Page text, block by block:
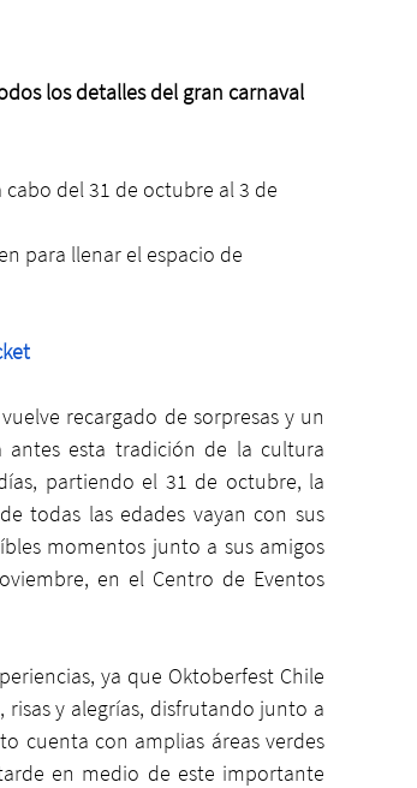
los detalles del gran carnaval
del 31 de octubre al 3 de
para llenar el espacio de
recargado de sorpresas y un
esta tradición de la cultura
partiendo el 31 de octubre, la
todas las edades vayan con sus
momentos junto a sus amigos
en el Centro de Eventos
ya que Oktoberfest Chile
risas y alegrías, disfrutando junto a
cuenta con amplias áreas verdes
en medio de este importante